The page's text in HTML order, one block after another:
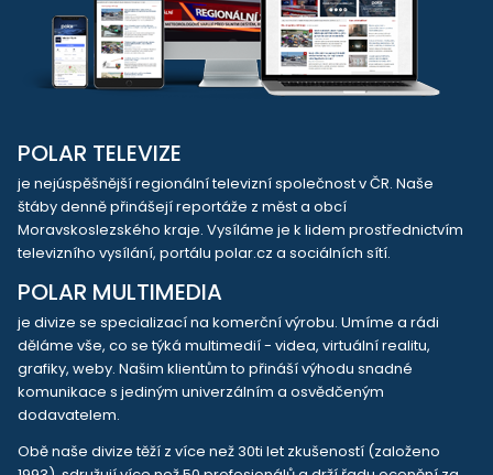
POLAR TELEVIZE
je nejúspěšnější regionální televizní společnost v ČR. Naše
štáby denně přinášejí reportáže z měst a obcí
Moravskoslezského kraje. Vysíláme je k lidem prostřednictvím
televizního vysílání, portálu polar.cz a sociálních sítí.
POLAR MULTIMEDIA
je divize se specializací na komerční výrobu. Umíme a rádi
děláme vše, co se týká multimedií - videa, virtuální realitu,
grafiky, weby. Našim klientům to přináší výhodu snadné
komunikace s jediným univerzálním a osvědčeným
dodavatelem.
Obě naše divize těží z více než 30ti let zkušeností (založeno